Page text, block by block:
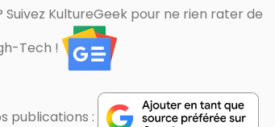
Suivez KultureGeek pour ne rien rater de
Tech !
publications :